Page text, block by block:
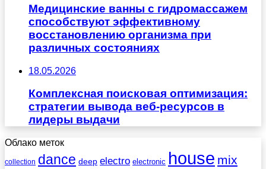
Медицинские ванны с гидромассажем
способствуют эффективному
восстановлению организма при
различных состояниях
18.05.2026
Комплексная поисковая оптимизация:
стратегии вывода веб-ресурсов в
лидеры выдачи
Облако меток
collection dance deep electro electronic house mix